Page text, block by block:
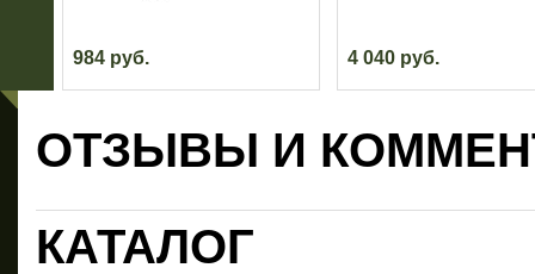
984 руб. 4 040 руб.
ОТЗЫВЫ И
КАТАЛОГ